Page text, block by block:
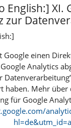
English:] XI.
zur
Google einen
Analytics
haben. Mehr über
für Google